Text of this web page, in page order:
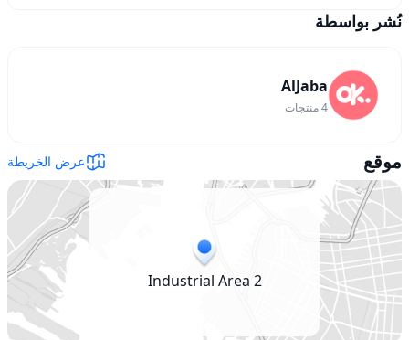
نُشر بواسطة
AlJaba
4منتجات
موقع عرض الخريطة
Industrial Area 2